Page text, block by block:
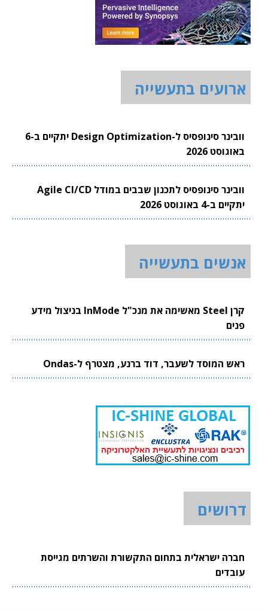
ארועים בתעשייה
וובינר סינופסיס ל-Design Optimization יתקיים ב-6
באוגוסט 2026
וובינר סינופסיס לתכנון שבבים במודל Agile CI/CD
יתקיים ב-4 באוגוסט 2026
אנשים בתעשייה
קרן Steel מאשימה את מנכ"ל InMode בניצול מידע
פנים
ראש המוסד לשעבר, דוד ברנע, מצטרף ל-Ondas
דרושים
חברה ישראלית בתחום התקשורת והשרתים מגייסת
עובדים